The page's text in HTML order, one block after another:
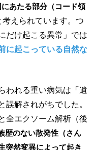
あたる部分（コード領
考えられています。つ
だけ起こる異常」では
に起こっている自然な
われる重い病気は「遺
誤解されがちでした。
全エクソーム解析（後
歴のない散発性（さん
突然変異によって起き